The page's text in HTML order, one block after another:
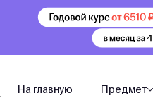
На главную Предмет